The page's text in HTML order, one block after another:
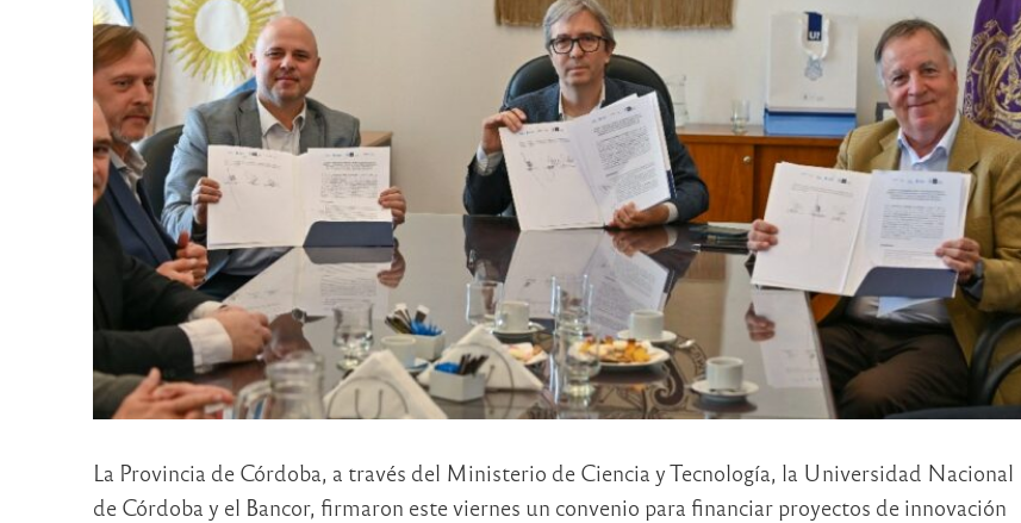
La Provincia de Córdoba, a través del Ministerio de Ciencia y Tecnología, la Universidad Nacional
de Córdoba y el Bancor, firmaron este viernes un convenio para financiar proyectos de innovación